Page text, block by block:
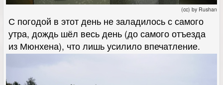
(cc) by Rushan
С погодой в этот день не заладилось с самого
утра, дождь шёл весь день (до самого отъезда
из Мюнхена), что лишь усилило впечатление.